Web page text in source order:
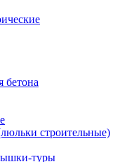
бетона
строительные)
туры